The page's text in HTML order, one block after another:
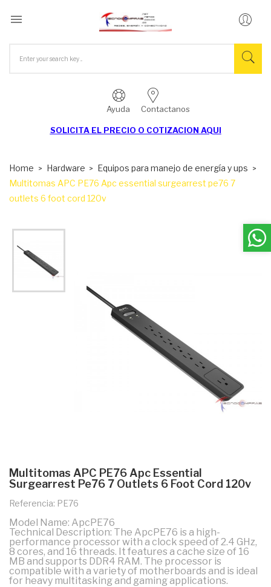

Ayuda Contactanos
SOLICITA EL PRECIO O COTIZACION AQUI
Home Hardware
Equipos para manejo de energía y ups
Multitomas APC PE76 Apc essential surgearrest pe76 7
outlets 6 foot cord 120v
Multitomas APC PE76 Apc Essential
Surgearrest Pe76 7 Outlets 6 Foot Cord 120v
Referencia: PE76
Model Name: ApcPE76
Technical Description: The ApcPE76 is a high-
performance processor with a clock speed of 2.4 GHz,
8 cores, and 16 threads. It features a cache size of 16
MB and supports DDR4 RAM. The processor is
compatible with a variety of motherboards and is ideal
for heavy multitasking and gaming applications.